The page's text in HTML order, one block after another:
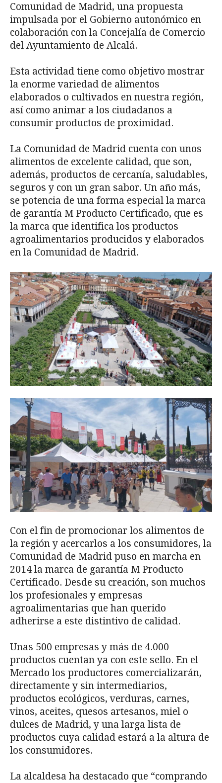
Comunidad de Madrid, una propuesta
impulsada por el Gobierno autonómico en
colaboración con la Concejalía de Comercio
del Ayuntamiento de Alcalá.
Esta actividad tiene como objetivo mostrar
la enorme variedad de alimentos
elaborados o cultivados en nuestra región,
así como animar a los ciudadanos a
consumir productos de proximidad.
La Comunidad de Madrid cuenta con unos
alimentos de excelente calidad, que son,
además, productos de cercanía, saludables,
seguros y con un gran sabor. Un año más,
se potencia de una forma especial la marca
de garantía M Producto Certificado, que es
la marca que identifica los productos
agroalimentarios producidos y elaborados
en la Comunidad de Madrid.
Con el fin de promocionar los alimentos de
la región y acercarlos a los consumidores, la
Comunidad de Madrid puso en marcha en
2014 la marca de garantía M Producto
Certificado. Desde su creación, son muchos
los profesionales y empresas
agroalimentarias que han querido
adherirse a este distintivo de calidad.
Unas 500 empresas y más de 4.000
productos cuentan ya con este sello. En el
Mercado los productores comercializarán,
directamente y sin intermediarios,
productos ecológicos, verduras, carnes,
vinos, aceites, quesos artesanos, miel o
dulces de Madrid, y una larga lista de
productos cuya calidad estará a la altura de
los consumidores.
La alcaldesa ha destacado que “comprando